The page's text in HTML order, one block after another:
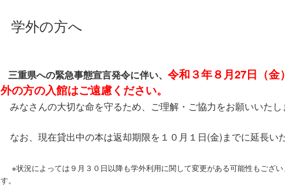
学外の方へ
三重県への緊急事態宣言発令に伴い、 令和３年８月27日（
外の方の入館はご遠慮ください。
みなさんの大切な命を守るため、ご理解・ご協力をお願いいたし
なお、現在貸出中の本は返却期限を１０月１日(金)までに延長い
※状況によっては９月３０日以降も学外利用に関して変更がある可能性もござ
す。